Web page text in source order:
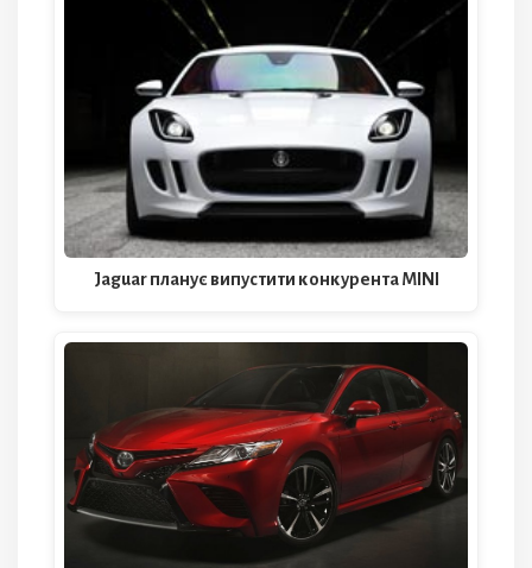
Jaguar планує випустити конкурента MINI